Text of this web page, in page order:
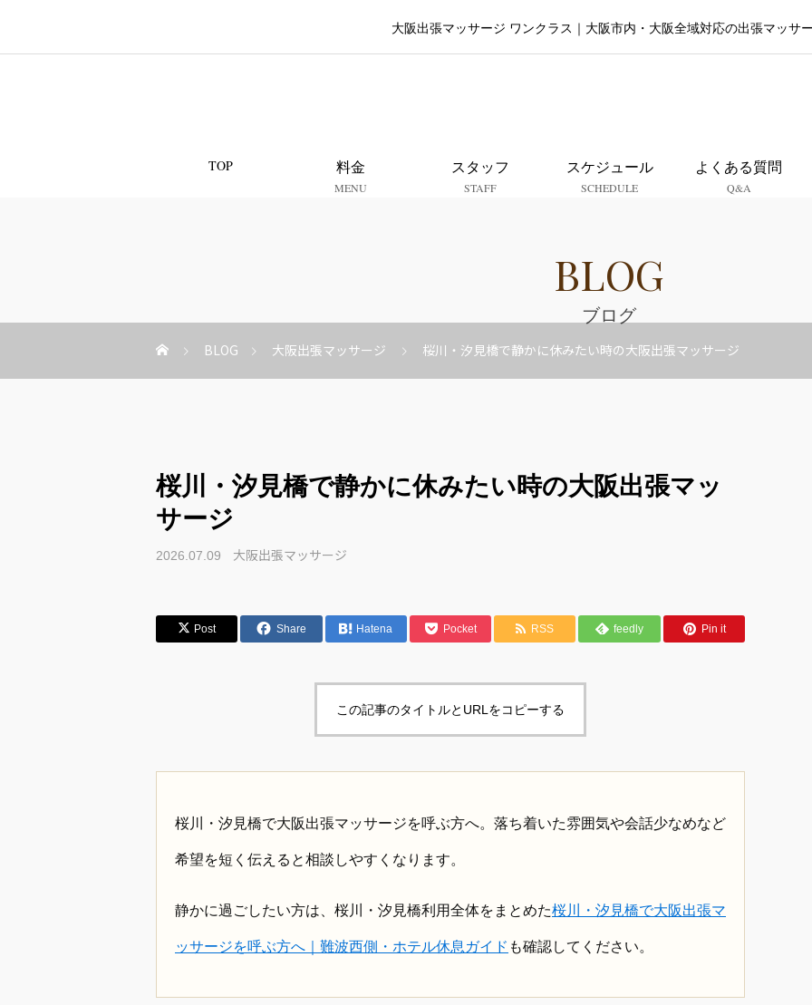
大阪出張マッサージ ワンクラス｜大阪市内・大阪全域対応の出張マッサ
TOP 料金
MENU
スタッフ
STAFF
スケジュール
SCHEDULE
よくある質問
Q&A
BLOG
ブログ
BLOG 大阪出張マッサージ 桜川・汐見橋で静かに休みたい時の大阪出張マッサージ
桜川・汐見橋で静かに休みたい時の大阪出張マッ
サージ
2026.07.09 大阪出張マッサージ
Post Share Hatena Pocket RSS feedly Pin it
この記事のタイトルとURLをコピーする
桜川・汐見橋で大阪出張マッサージを呼ぶ方へ。落ち着いた雰囲気や会話少なめなど
希望を短く伝えると相談しやすくなります。
静かに過ごしたい方は、桜川・汐見橋利用全体をまとめた桜川・汐見橋で大阪出張マ
ッサージを呼ぶ方へ｜難波西側・ホテル休息ガイド も確認してください。